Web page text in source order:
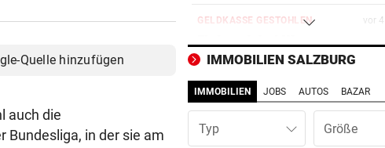
Quelle hinzufügen
auch die
Bundesliga, in der sie am
GELDKASSE GESTOHLEN vor
Einbruch bei Wasserrettung:
sind fassungslos“
SALZBURGER FESTSPIELE vor 4
Mozarts herrlich kühne
Liebesspiele ganz in Weiß
IMMOBILIEN SALZBURG
IMMOBILIEN JOBS AUTOS BAZAR
Typ